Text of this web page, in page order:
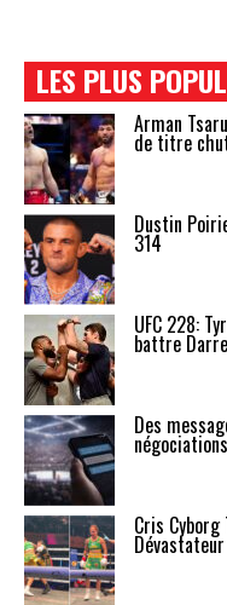
LES PLUS
Arman
de titre
Dustin
314
UFC 228:
battre
Des
Cris Cyborg
Dévastateur